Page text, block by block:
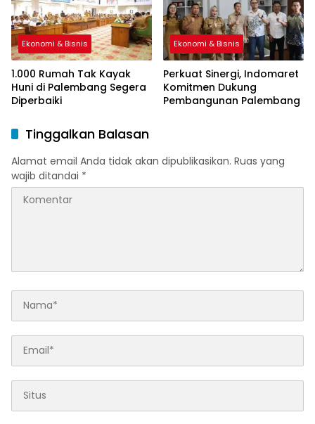
Ekonomi & Bisnis
1.000 Rumah Tak Kayak
Huni di Palembang Segera
Diperbaiki
Ekonomi & Bisnis
Perkuat Sinergi, Indomaret
Komitmen Dukung
Pembangunan Palembang
Tinggalkan Balasan
Alamat email Anda tidak akan dipublikasikan. Ruas yang
wajib ditandai *